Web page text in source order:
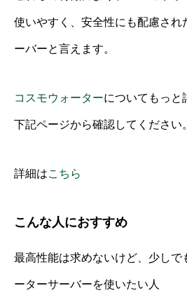
使いやすく、安全性にも配慮され
ーバーと言えます。
コスモウォーターについてもっと
下記ページから確認してください。
詳細はこちら
こんな人におすすめ
最高性能は求めないけど、少しで
ーターサーバーを使いたい人